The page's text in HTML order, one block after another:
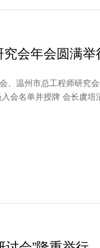
会年会圆满举
温州市总工程师研究会